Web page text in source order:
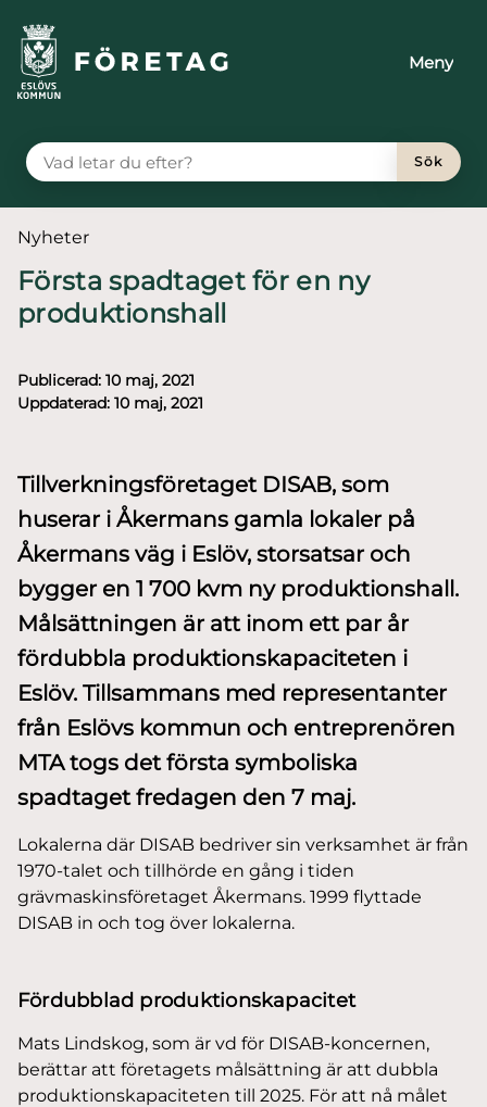
till innehåll
huvudmeny
Meny
VAD LETAR DU EFTER?
Sök
Du är här:
Nyheter
Första spadtaget för en ny
produktionshall
Publicerad: 10 maj, 2021
Uppdaterad: 10 maj, 2021
Tillverkningsföretaget DISAB, som
huserar i Åkermans gamla lokaler på
Åkermans väg i Eslöv, storsatsar och
bygger en 1 700 kvm ny produktionshall.
Målsättningen är att inom ett par år
fördubbla produktionskapaciteten i
Eslöv. Tillsammans med representanter
från Eslövs kommun och entreprenören
MTA togs det första symboliska
spadtaget fredagen den 7 maj.
Lokalerna där DISAB bedriver sin verksamhet är från
1970-talet och tillhörde en gång i tiden
grävmaskinsföretaget Åkermans. 1999 flyttade
DISAB in och tog över lokalerna.
Fördubblad produktionskapacitet
Mats Lindskog, som är vd för DISAB-koncernen,
berättar att företagets målsättning är att dubbla
produktionskapaciteten till 2025. För att nå målet